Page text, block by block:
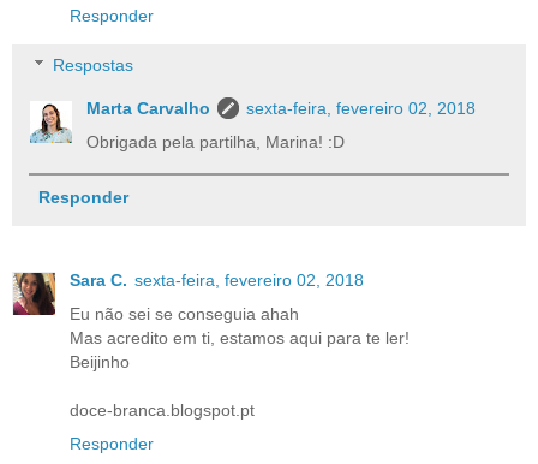
Responder
Respostas
Marta Carvalho
sexta-feira, fevereiro 02, 2018
Obrigada pela partilha, Marina! :D
Responder
Sara C. sexta-feira, fevereiro 02, 2018
Eu não sei se conseguia ahah
Mas acredito em ti, estamos aqui para te ler!
Beijinho
doce-branca.blogspot.pt
Responder